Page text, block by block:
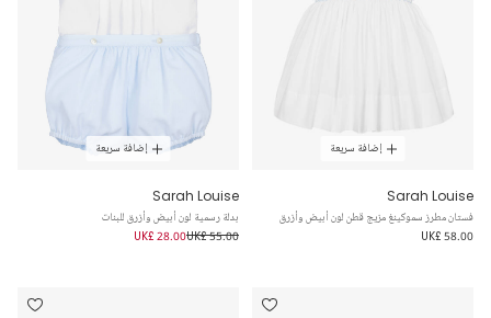
إضافة سريعة
Sarah Louise
فستان مطرز سموكينغ مزيج قطن لون أبيض وأزرق
UK£ 58.00
إضافة سريعة
Sarah Louise
بدلة رسمية لون أبيض وأزرق للبنات
UK£ 55.00
UK£ 28.00